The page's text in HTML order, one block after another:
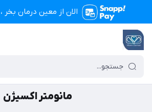
الان از معین درمان
تجهیزات پزشکی معین درمان
مانومتر اکسیژن